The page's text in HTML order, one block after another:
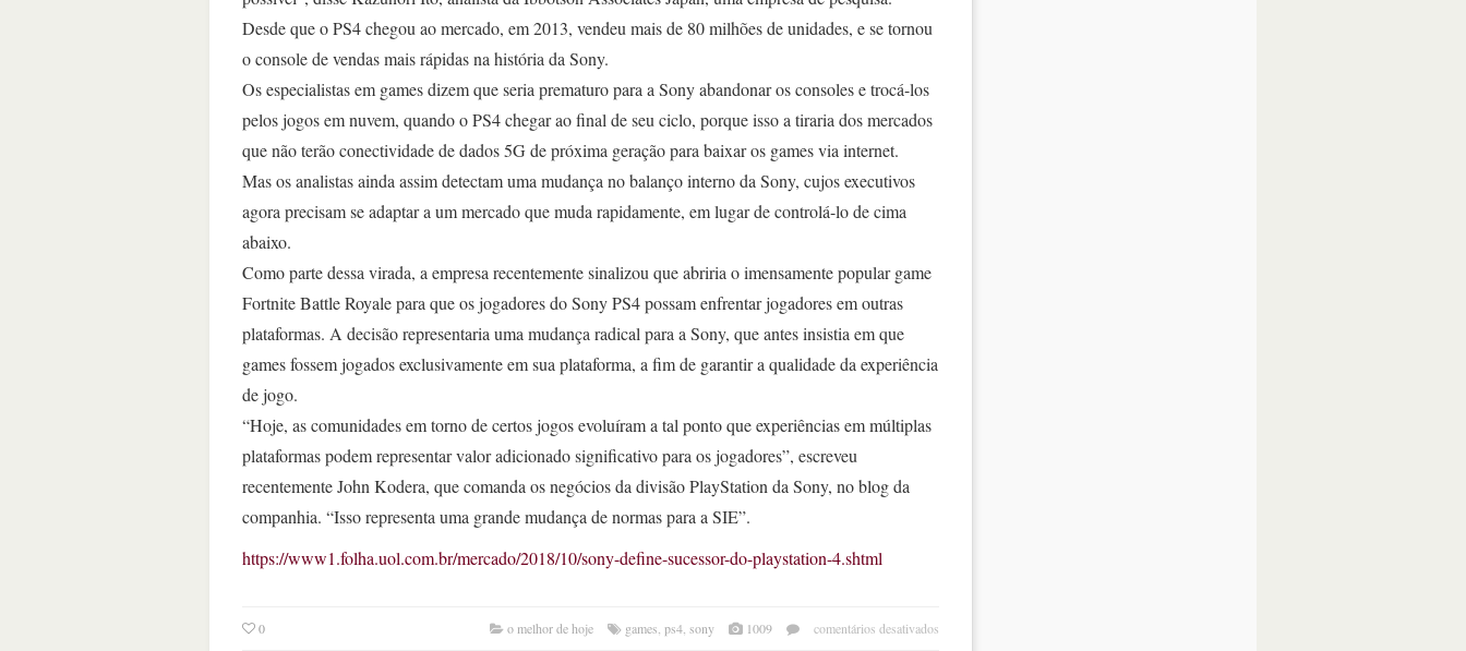
Desde que o PS4 chegou ao mercado, em 2013, vendeu mais de 80 milhões de unidades, e se tornou
o console de vendas mais rápidas na história da Sony.
Os especialistas em games dizem que seria prematuro para a Sony abandonar os consoles e trocá-los
pelos jogos em nuvem, quando o PS4 chegar ao final de seu ciclo, porque isso a tiraria dos mercados
que não terão conectividade de dados 5G de próxima geração para baixar os games via internet.
Mas os analistas ainda assim detectam uma mudança no balanço interno da Sony, cujos executivos
agora precisam se adaptar a um mercado que muda rapidamente, em lugar de controlá-lo de cima
abaixo.
Como parte dessa virada, a empresa recentemente sinalizou que abriria o imensamente popular game
Fortnite Battle Royale para que os jogadores do Sony PS4 possam enfrentar jogadores em outras
plataformas. A decisão representaria uma mudança radical para a Sony, que antes insistia em que
games fossem jogados exclusivamente em sua plataforma, a fim de garantir a qualidade da experiência
de jogo.
“Hoje, as comunidades em torno de certos jogos evoluíram a tal ponto que experiências em múltiplas
plataformas podem representar valor adicionado significativo para os jogadores”, escreveu
recentemente John Kodera, que comanda os negócios da divisão PlayStation da Sony, no blog da
companhia. “Isso representa uma grande mudança de normas para a SIE”.
https://www1.folha.uol.com.br/mercado/2018/10/sony-define-sucessor-do-playstation-4.shtml
0 o melhor de hoje games ps4 sony 1009 comentários desativados